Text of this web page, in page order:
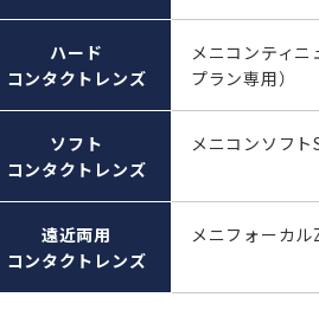
ハード
コンタクトレンズ
メニコンティニ
プラン専用）
ソフト
コンタクトレンズ
メニコンソフト
遠近両用
コンタクトレンズ
メニフォーカル